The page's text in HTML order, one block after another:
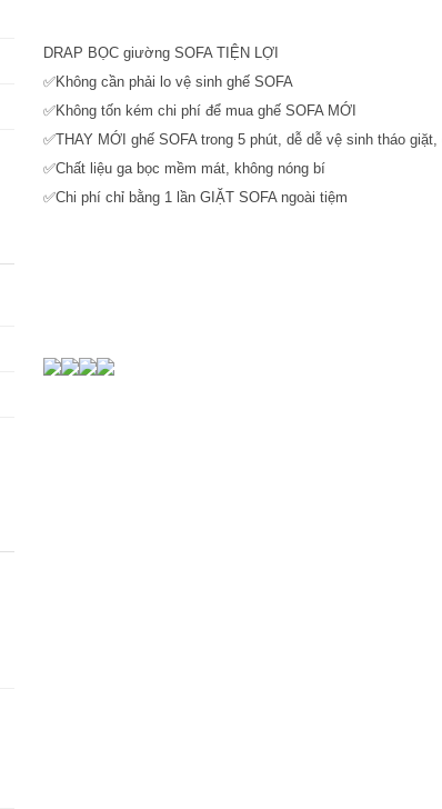
DRAP BỌC giường SOFA TIỆN LỢI
✅Không cần phải lo vệ sinh ghế SOFA
✅Không tốn kém chi phí để mua ghế SOFA MỚI
✅THAY MỚI ghế SOFA trong 5 phút, dễ dễ vệ sinh tháo
✅Chất liệu ga bọc mềm mát, không nóng bí
✅Chi phí chỉ bằng 1 lần GIẶT SOFA ngoài tiệm